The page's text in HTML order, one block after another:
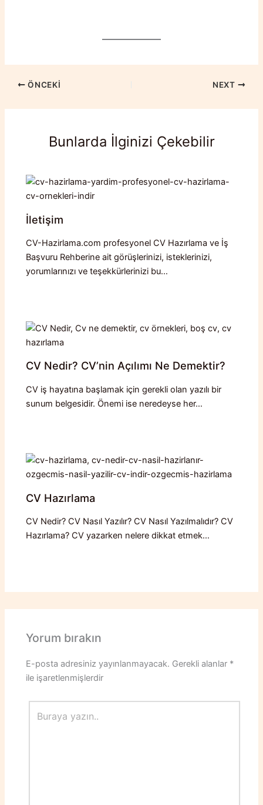
ÖNCEKI NEXT
Bunlarda İlginizi Çekebilir
İletişim
CV-Hazirlama.com profesyonel CV Hazırlama ve İş
Başvuru Rehberine ait görüşlerinizi, isteklerinizi,
yorumlarınızı ve teşekkürlerinizi bu…
CV Nedir? CV’nin Açılımı Ne Demektir?
CV iş hayatına başlamak için gerekli olan yazılı bir
sunum belgesidir. Önemi ise neredeyse her…
CV Hazırlama
CV Nedir? CV Nasıl Yazılır? CV Nasıl Yazılmalıdır? CV
Hazırlama? CV yazarken nelere dikkat etmek…
Yorum bırakın
E-posta adresiniz yayınlanmayacak. Gerekli alanlar *
ile işaretlenmişlerdir
Buraya
yazın..